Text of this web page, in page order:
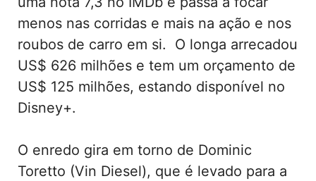
menos nas corridas e mais na ação e nos
roubos de carro em si. O longa arrecadou
US$ 626 milhões e tem um orçamento de
US$ 125 milhões, estando disponível no
Disney+.
O enredo gira em torno de Dominic
Toretto (Vin Diesel), que é levado para a